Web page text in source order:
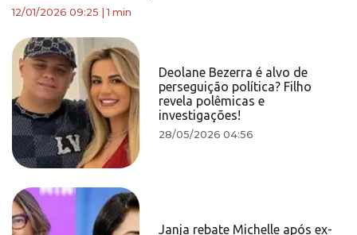
12/01/2026 09:25 |1 min
Deolane Bezerra é alvo de
perseguição política? Filho
revela polêmicas e
investigações!
28/05/2026 04:56
Janja rebate Michelle após ex-